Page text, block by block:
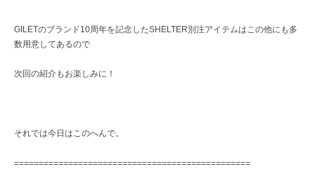
GILETのブランド10周年を記念したSHELTER別注アイテムはこの他にも多
数用意してあるので
次回の紹介もお楽しみに！
それでは今日はこのへんで。
================================================